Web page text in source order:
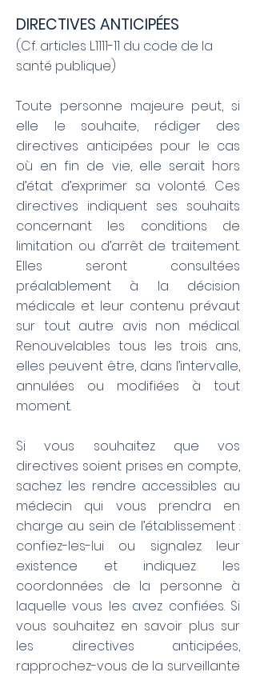
DIRECTIVES ANTICIPÉES
(Cf. articles L.1111-11 du code de la
santé publique)
Toute personne majeure peut, si
elle le souhaite, rédiger des
directives anticipées pour le cas
où en fin de vie, elle serait hors
d’état d’exprimer sa volonté. Ces
directives indiquent ses souhaits
concernant les conditions de
limitation ou d’arrêt de traitement.
Elles seront consultées
préalablement à la décision
médicale et leur contenu prévaut
sur tout autre avis non médical.
Renouvelables tous les trois ans,
elles peuvent être, dans l’intervalle,
annulées ou modifiées à tout
moment.
Si vous souhaitez que vos
directives soient prises en compte,
sachez les rendre accessibles au
médecin qui vous prendra en
charge au sein de l’établissement :
confiez-les-lui ou signalez leur
existence et indiquez les
coordonnées de la personne à
laquelle vous les avez confiées. Si
vous souhaitez en savoir plus sur
les directives anticipées,
rapprochez-vous de la surveillante